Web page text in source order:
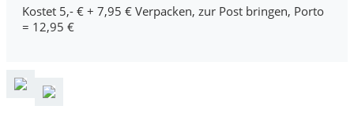
Kostet 5,- € + 7,95 € Verpacken, zur Post bringen, Porto
= 12,95 €